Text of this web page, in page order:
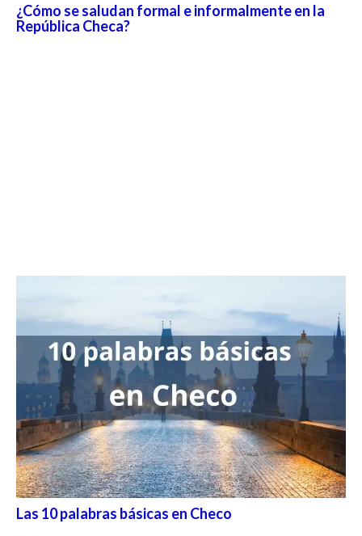
¿Cómo se saludan formal e informalmente en la
República Checa?
Las 10 palabras básicas en Checo